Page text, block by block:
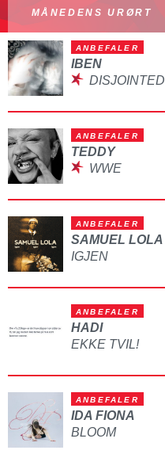
MÅNEDENS URØRT
ANBEFALER
IBEN
DISJOINTED
ANBEFALER
TEDDY
WWE
ANBEFALER
SAMUEL LOLA
IGJEN
ANBEFALER
HADI
EKKE TVIL!
ANBEFALER
IDA FIONA
BLOOM